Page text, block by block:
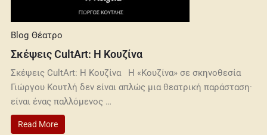
Blog Θέατρο
Σκέψεις CultArt: Η Κουζίνα
Σκέψεις CultArt: Η Κουζίνα Η «Κουζίνα» σε σκηνοθεσία
Γιώργου Κουτλή δεν είναι απλώς μια θεατρική παράσταση·
είναι ένας παλλόμενος …
Read More